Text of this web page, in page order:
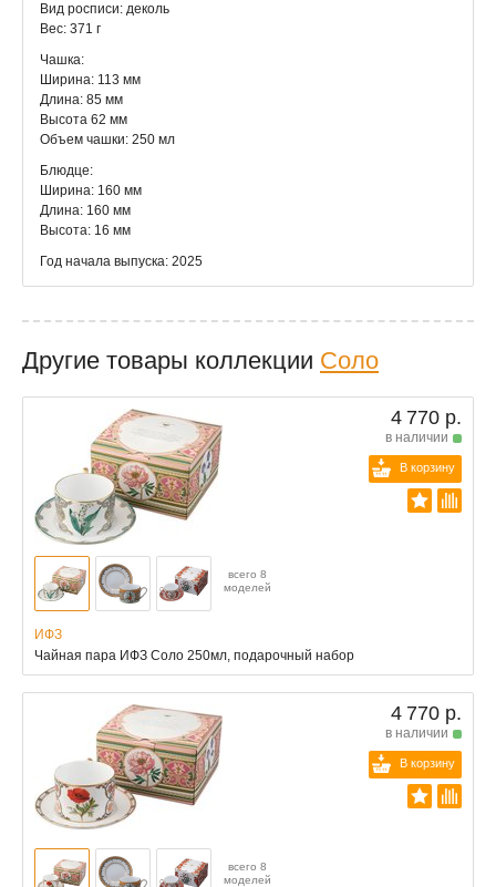
Вид росписи: деколь
Вес: 371 г
Чашка:
Ширина: 113 мм
Длина: 85 мм
Высота 62 мм
Объем чашки: 250 мл
Блюдце:
Ширина: 160 мм
Длина: 160 мм
Высота: 16 мм
Год начала выпуска: 2025
Другие товары коллекции Соло
4 770 р.
в наличии
В корзину
всего 8
моделей
ИФЗ
Чайная пара ИФЗ Соло 250мл, подарочный набор
4 770 р.
в наличии
В корзину
всего 8
моделей